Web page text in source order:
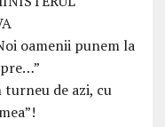
oamenii punem la
de azi, cu